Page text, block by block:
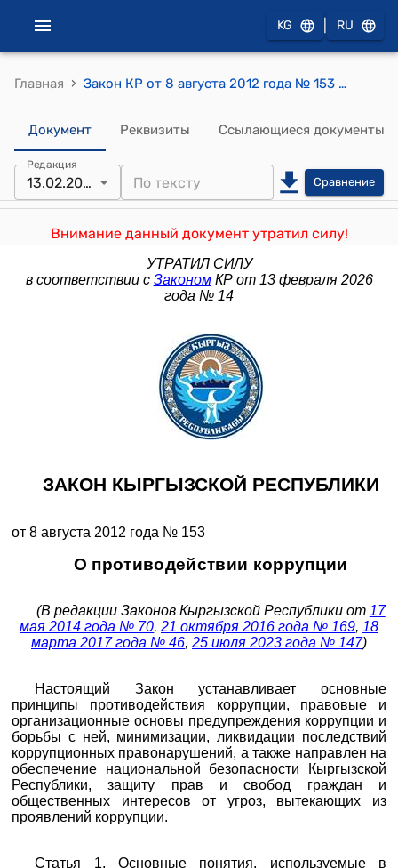
KG RU
Главная › Закон КР от 8 августа 2012 года № 153 "О противодействии коррупции"
Документ Реквизиты Ссылающиеся документы
Редакция
13.02.2026 Сравнение
Внимание данный документ утратил силу!